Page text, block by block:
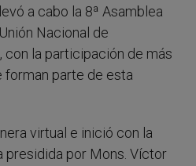
a cabo la 8ª Asamblea
Nacional de
la participación de más
parte de esta
virtual e inició con la
presidida por Mons. Víctor